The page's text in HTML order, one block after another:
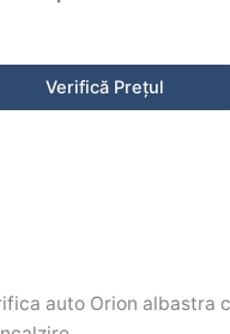
Verifică Prețul